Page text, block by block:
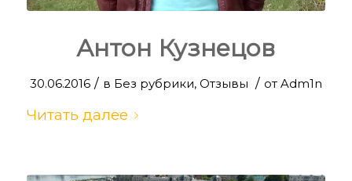
Антон Кузнецов
30.06.2016 / в Без рубрики, Отзывы / от Adm1n
Читать далее